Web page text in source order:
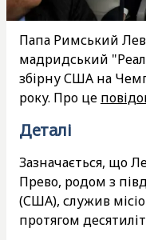
Папа Римський Лев
мадридський
збірну США на
року. Про це
Деталі
Зазначається, що
Прево, родом з
(США), служив
протягом